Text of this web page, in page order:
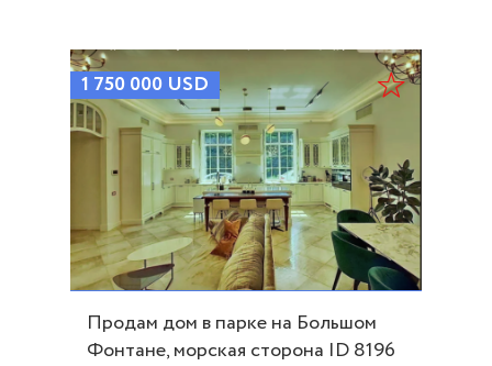
1 750 000 USD
Продам дом в парке на Большом
Фонтане, морская сторона ID 8196